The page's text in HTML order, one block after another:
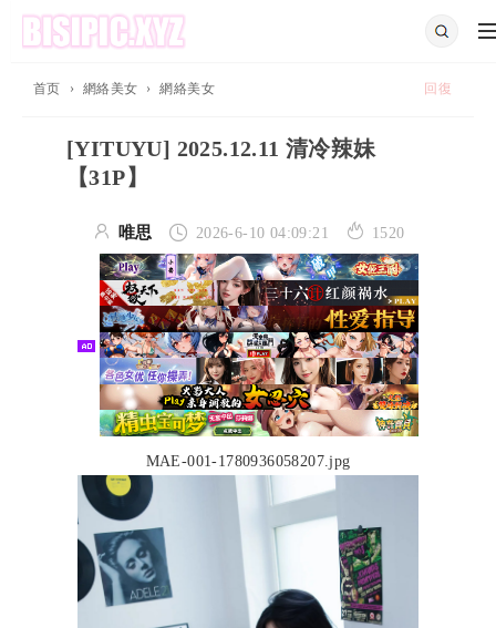
首页 › 網絡美女 › 網絡美女
[YITUYU] 2025.12.11 清冷辣妹
【31P】
 唯思  2026-6-10 04:09:21  1520
MAE-001-1780936058207.jpg
回復